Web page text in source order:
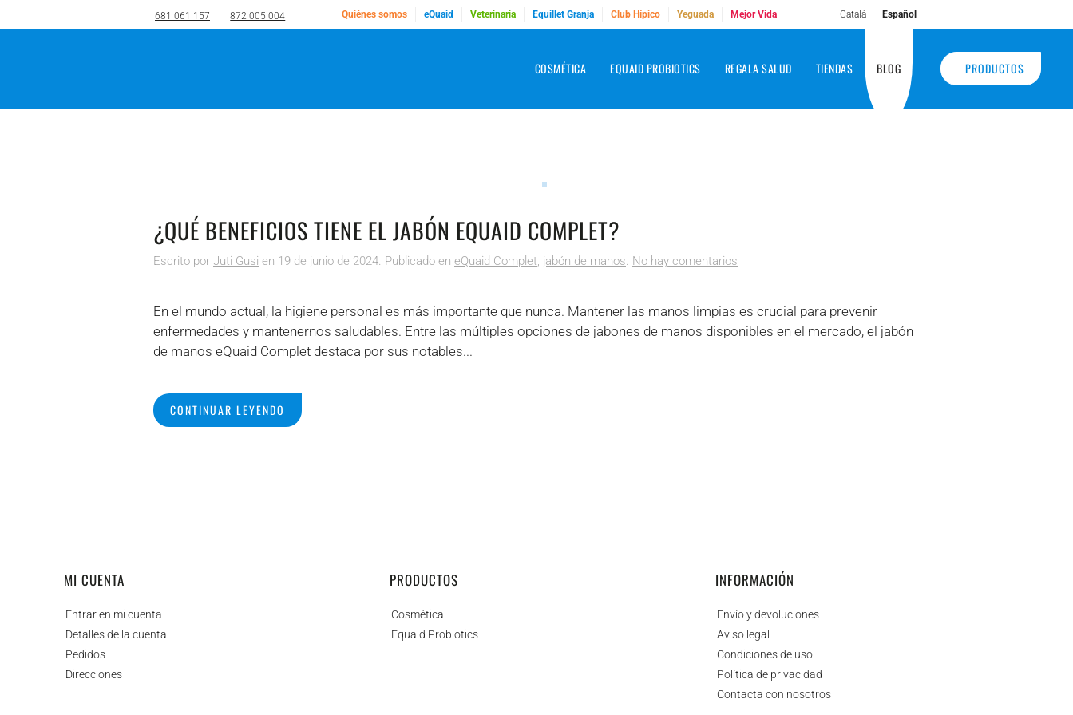
681 061 157 872 005 004 Quiénes somos eQuaid Veterinaria Equillet Granja Club Hípico Yeguada Mejor Vida Català Español
COSMÉTICA EQUAID PROBIOTICS REGALA SALUD TIENDAS BLOG PRODUCTOS
¿QUÉ BENEFICIOS TIENE EL JABÓN EQUAID COMPLET?
Escrito por Juti Gusi en 19 de junio de 2024. Publicado en eQuaid Complet, jabón de manos. No hay comentarios
tiene
el
En el mundo actual, la higiene personal es más importante que nunca. Mantener las manos limpias es crucial para prevenir
enfermedades y mantenernos saludables. Entre las múltiples opciones de jabones de manos disponibles en el mercado, el jabón
de manos eQuaid Complet destaca por sus notables...
CONTINUAR LEYENDO
MI CUENTA
Entrar en mi cuenta
Detalles de la cuenta
Pedidos
Direcciones
PRODUCTOS
Cosmética
Equaid Probiotics
INFORMACIÓN
Envío y devoluciones
Aviso legal
Condiciones de uso
Política de privacidad
Contacta con nosotros